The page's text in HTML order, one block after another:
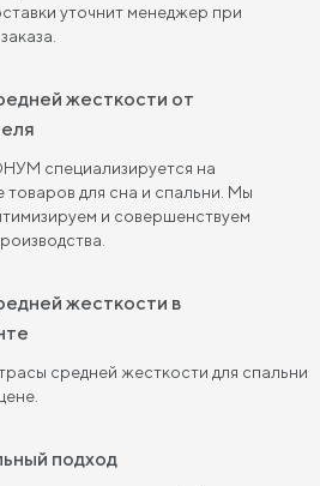
см
см
см
см
см
уточнит менеджер при
специализируется на
товаров для сна и спальни. Мы
и совершенствуем
средней жесткости для спальни
подход